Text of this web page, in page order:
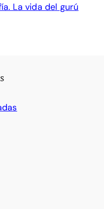
La vida del gurú